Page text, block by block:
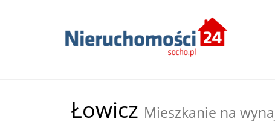
Łowicz Mieszkanie na